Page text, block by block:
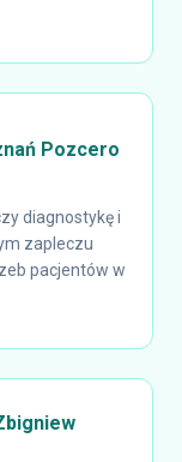
Pozcero
diagnostykę i
zapleczu
pacjentów w